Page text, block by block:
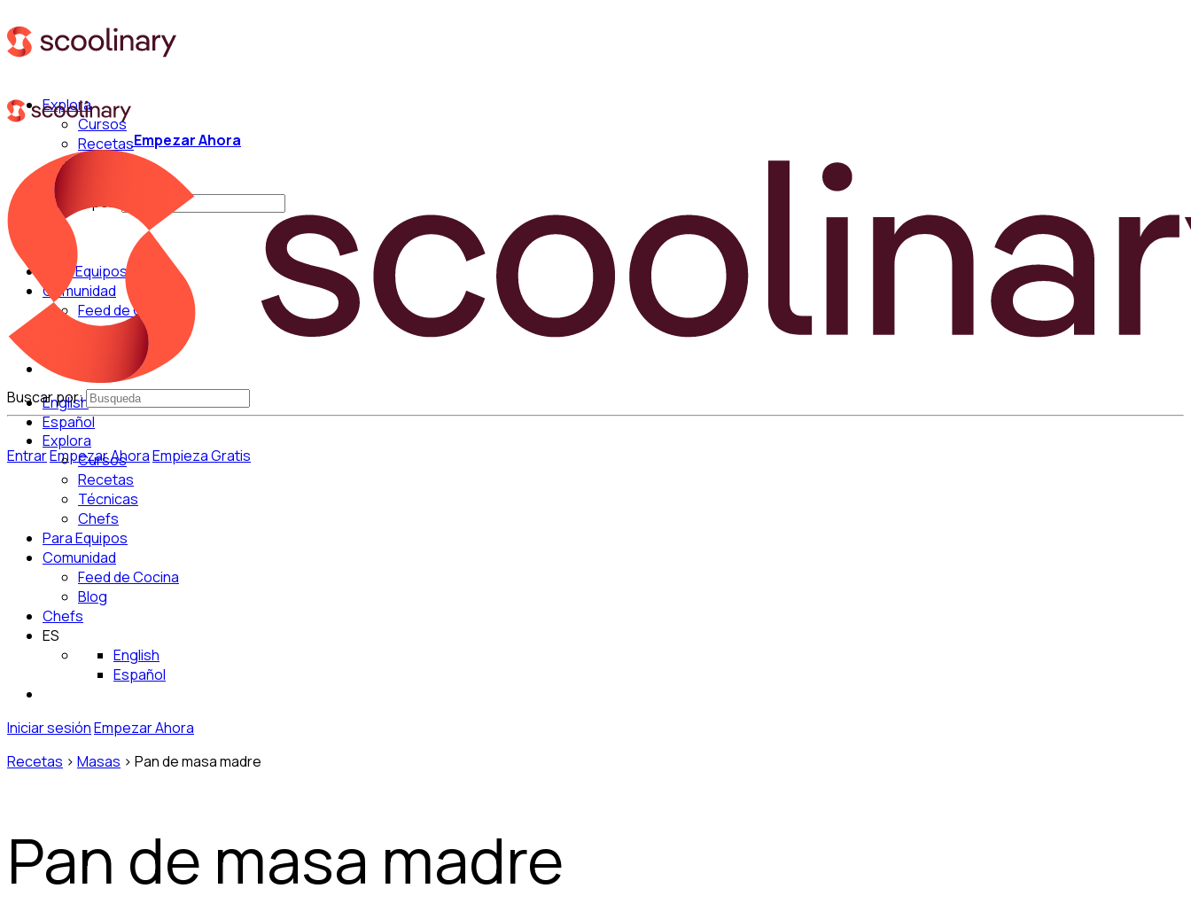
Explora
Cursos
Recetas
Buscar por:
Para Equipos
Comunidad
Feed de Cocina
Blog
English
Español
EntrarEmpezar AhoraEmpieza Gratis
Empezar Ahora
Buscar por:
Explora
Cursos
Recetas
Técnicas
Chefs
Para Equipos
Comunidad
Feed de Cocina
Blog
Chefs
ES
English
Español
Iniciar sesiónEmpezar Ahora
Recetas > Masas > Pan de masa madre
Pan de masa madre